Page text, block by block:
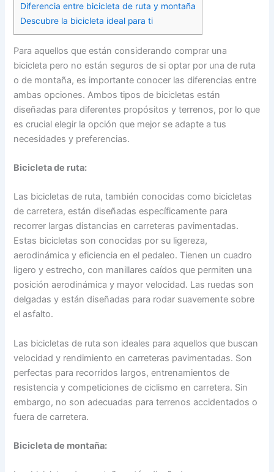
Diferencia entre bicicleta de ruta y montaña
Descubre la bicicleta ideal para ti
Para aquellos que están considerando comprar una
bicicleta pero no están seguros de si optar por una de ruta
o de montaña, es importante conocer las diferencias entre
ambas opciones. Ambos tipos de bicicletas están
diseñadas para diferentes propósitos y terrenos, por lo que
es crucial elegir la opción que mejor se adapte a tus
necesidades y preferencias.
Bicicleta de ruta:
Las bicicletas de ruta, también conocidas como bicicletas
de carretera, están diseñadas específicamente para
recorrer largas distancias en carreteras pavimentadas.
Estas bicicletas son conocidas por su ligereza,
aerodinámica y eficiencia en el pedaleo. Tienen un cuadro
ligero y estrecho, con manillares caídos que permiten una
posición aerodinámica y mayor velocidad. Las ruedas son
delgadas y están diseñadas para rodar suavemente sobre
el asfalto.
Las bicicletas de ruta son ideales para aquellos que buscan
velocidad y rendimiento en carreteras pavimentadas. Son
perfectas para recorridos largos, entrenamientos de
resistencia y competiciones de ciclismo en carretera. Sin
embargo, no son adecuadas para terrenos accidentados o
fuera de carretera.
Bicicleta de montaña: